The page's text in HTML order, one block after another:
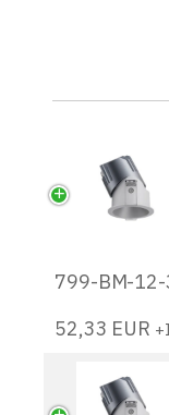
799-BM-12-
52,33 EUR